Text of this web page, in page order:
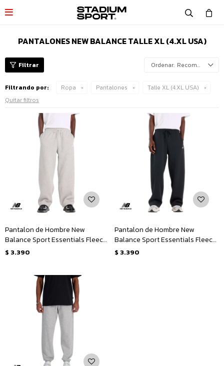

PANTALONES NEW BALANCE TALLE XL (4.XL USA)
Recomendados
Filtrando por: Ropa Pantalones
Talle XL (4.XL USA)
Quitar filtros
Pantalon de Hombre New
Balance Sport Essentials Fleece
- Gris
$ 3.390
Pantalon de Hombre New
Balance Sport Essentials Fleece
- Negro
$ 3.390